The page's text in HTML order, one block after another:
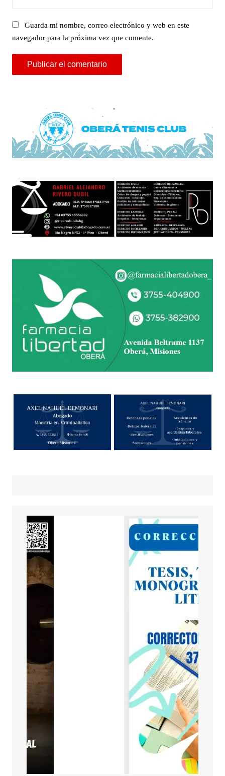
Guarda mi nombre, correo electrónico y web en este
navegador para la próxima vez que comente.